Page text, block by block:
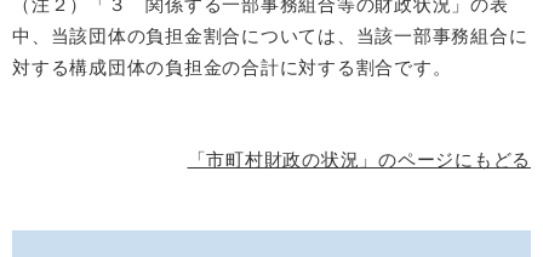
（注２）「３ 関係する一部事務組合等の財政状況」の表
中、当該団体の負担金割合については、当該一部事務組合に
対する構成団体の負担金の合計に対する割合です。
「市町村財政の状況」のページにもどる